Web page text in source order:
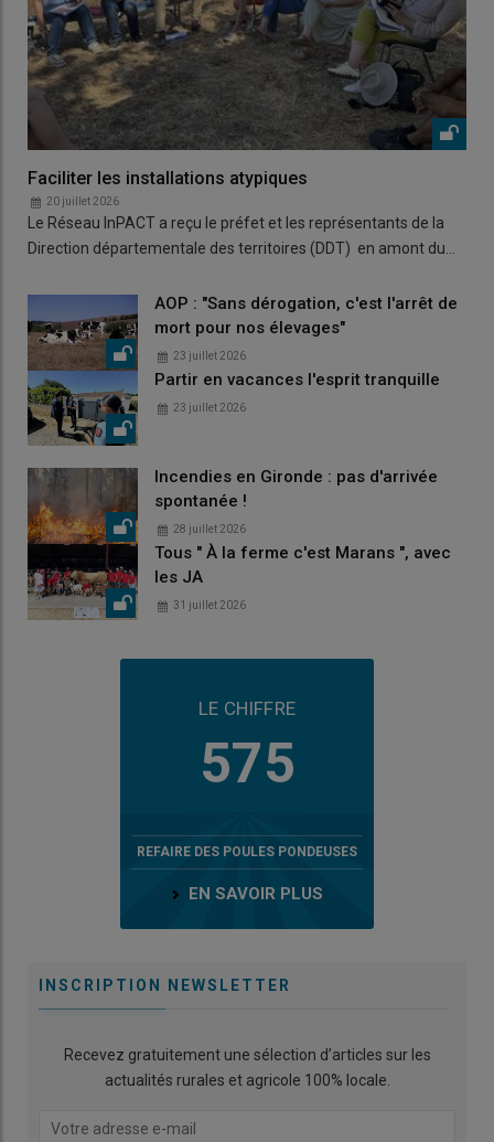
Faciliter les installations atypiques
20 juillet 2026
Le Réseau InPACT a reçu le préfet et les représentants de la
Direction départementale des territoires (DDT) en amont du…
AOP : "Sans dérogation, c'est l'arrêt de
mort pour nos élevages"
23 juillet 2026
Partir en vacances l'esprit tranquille
23 juillet 2026
Incendies en Gironde : pas d'arrivée
spontanée !
28 juillet 2026
Tous " À la ferme c'est Marans ", avec
les JA
31 juillet 2026
LE CHIFFRE
575
REFAIRE DES POULES PONDEUSES
EN SAVOIR PLUS
INSCRIPTION NEWSLETTER
Recevez gratuitement une sélection d’articles sur les
actualités rurales et agricole 100% locale.